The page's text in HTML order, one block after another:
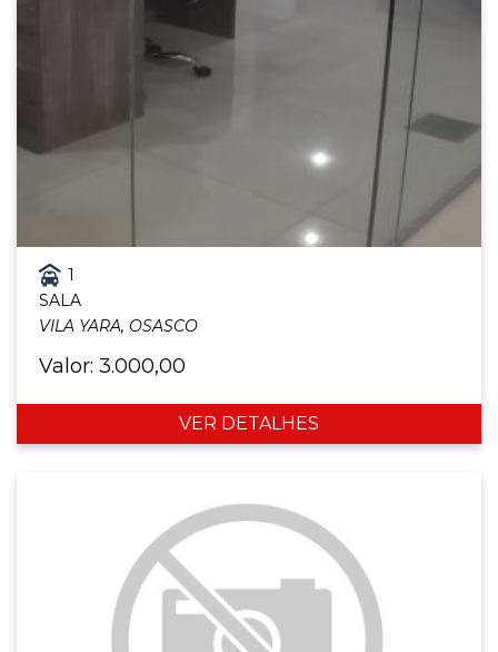
1
SALA
VILA YARA, OSASCO
Valor: 3.000,00
VER DETALHES